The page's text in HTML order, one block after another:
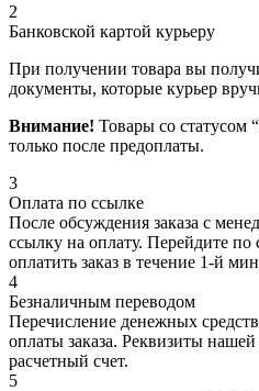
2
Банковской картой курьеру
При получении товара вы
документы, которые курьер
Внимание! Товары со статусом
только после предоплаты.
3
Оплата по ссылке
После обсуждения заказа с
ссылку на оплату. Перейдите
оплатить заказ в течение 1-й
4
Безналичным переводом
Перечисление денежных
оплаты заказа. Реквизиты
расчетный счет.
5